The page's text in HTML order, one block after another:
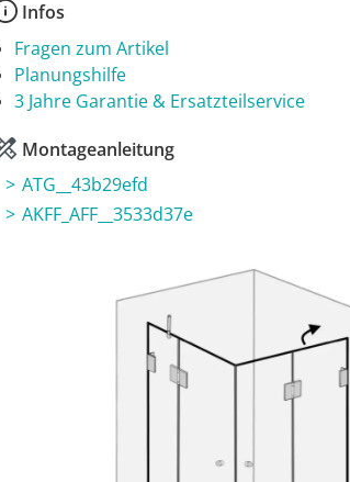
Infos
Fragen zum Artikel
Planungshilfe
3 Jahre Garantie & Ersatzteilservice
Montageanleitung
ATG__43b29efd
AKFF_AFF__3533d37e